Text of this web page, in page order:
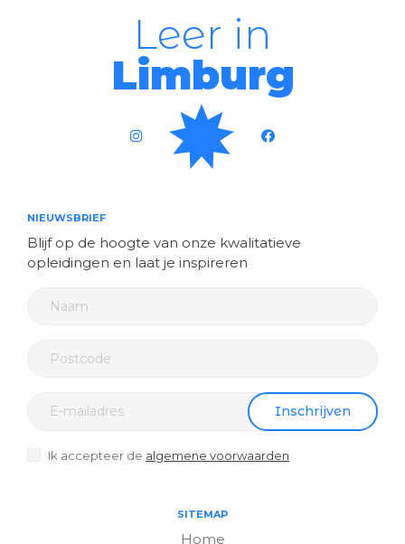
SITEMAP
Home
Leer in
Limburg
NIEUWSBRIEF
Blijf op de hoogte van onze kwalitatieve
opleidingen en laat je inspireren
Inschrijven
Ik accepteer de algemene voorwaarden